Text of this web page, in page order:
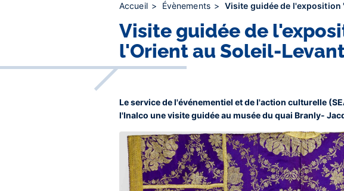
Accueil Évènements Visite guidée de l'exposition
Visite guidée de
l'Orient au Soleil-
Le service de l'événementiel et de l'action culturelle
l'Inalco une visite guidée au musée du quai Branly-